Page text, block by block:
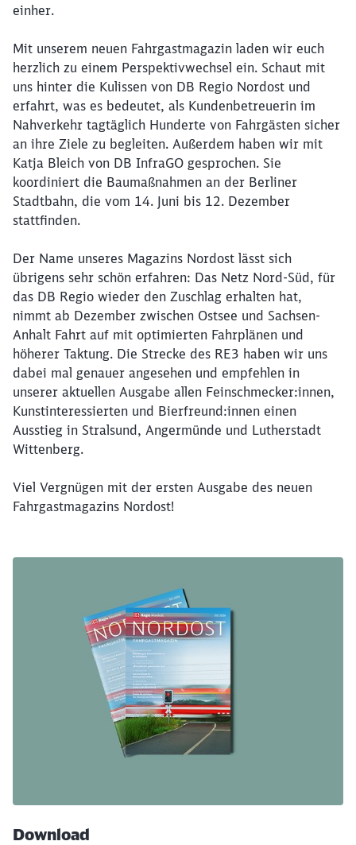
einher.
Mit unserem neuen Fahrgastmagazin laden wir euch
herzlich zu einem Perspektivwechsel ein. Schaut mit
uns hinter die Kulissen von DB Regio Nordost und
erfahrt, was es bedeutet, als Kundenbetreuerin im
Nahverkehr tagtäglich Hunderte von Fahrgästen sicher
an ihre Ziele zu begleiten. Außerdem haben wir mit
Katja Bleich von DB InfraGO gesprochen. Sie
koordiniert die Baumaßnahmen an der Berliner
Stadtbahn, die vom 14. Juni bis 12. Dezember
stattfinden.
Der Name unseres Magazins Nordost lässt sich
übrigens sehr schön erfahren: Das Netz Nord-Süd, für
das DB Regio wieder den Zuschlag erhalten hat,
nimmt ab Dezember zwischen Ostsee und Sachsen-
Anhalt Fahrt auf mit optimierten Fahrplänen und
höherer Taktung. Die Strecke des RE3 haben wir uns
dabei mal genauer angesehen und empfehlen in
unserer aktuellen Ausgabe allen Feinschmecker:innen,
Kunstinteressierten und Bierfreund:innen einen
Ausstieg in Stralsund, Angermünde und Lutherstadt
Wittenberg.
Viel Vergnügen mit der ersten Ausgabe des neuen
Fahrgastmagazins Nordost!
Download
Möchten Sie zuweitergeleitet
werden?
Abbrechen